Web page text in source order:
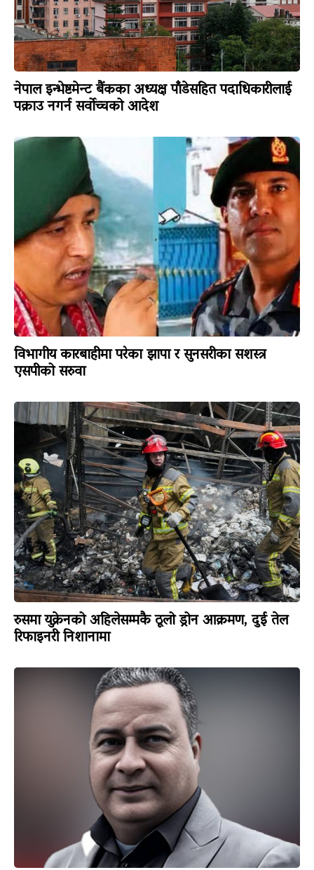
नेपाल इन्भेष्टमेन्ट बैंकका अध्यक्ष पाँडेसहित पदाधिकारीलाई
पक्राउ नगर्न सर्वोच्चको आदेश
विभागीय कारबाहीमा परेका झापा र सुनसरीका सशस्त्र
एसपीको सरुवा
रुसमा युक्रेनको अहिलेसम्मकै ठूलो ड्रोन आक्रमण, दुई तेल
रिफाइनरी निशानामा